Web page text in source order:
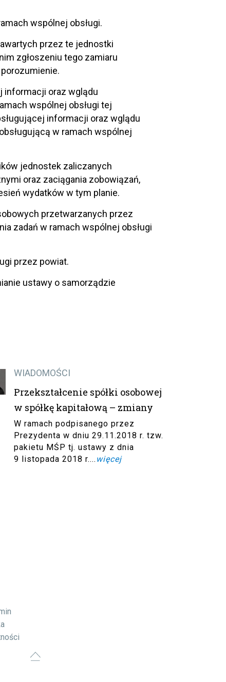
wspólnej obsługi.
przez te jednostki
zgłoszeniu tego zamiaru
informacji oraz wglądu
wspólnej obsługi tej
informacji oraz wglądu
w ramach wspólnej
jednostek zaliczanych
oraz zaciągania zobowiązań,
wydatków w tym planie.
przetwarzanych przez
zadań w ramach wspólnej obsługi
przez powiat.
ustawy o samorządzie
WIADOMOŚCI
Przekształcenie spółki osobowej
w spółkę kapitałową – zmiany
W ramach podpisanego przez
Prezydenta w dniu 29.11.2018 r. tzw.
pakietu MŚP tj. ustawy z dnia
9 listopada 2018 r.... więcej